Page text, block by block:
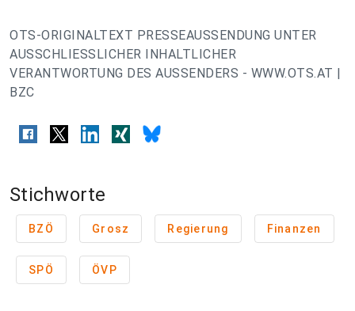
OTS-ORIGINALTEXT PRESSEAUSSENDUNG UNTER
AUSSCHLIESSLICHER INHALTLICHER
VERANTWORTUNG DES AUSSENDERS - WWW.OTS.AT |
BZC
Stichworte
BZÖ Grosz Regierung Finanzen
SPÖ ÖVP